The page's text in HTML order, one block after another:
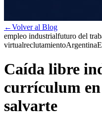
←Volver al Blog
empleo industrialfuturo del
virtualreclutamientoArgentina
Caída libre
currículum
salvarte